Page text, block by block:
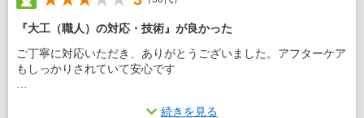
『大工（職人）の対応・技術』が良かった
ご丁寧に対応いただき、ありがとうございました。アフターケア
もしっかりされていて安心です
続きを見る